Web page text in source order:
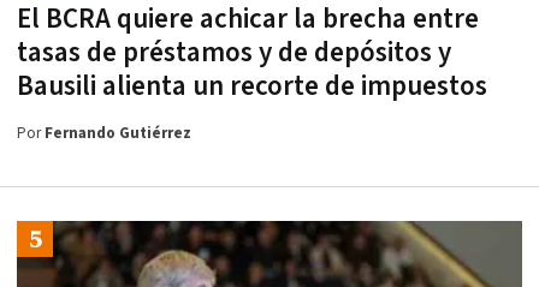
El BCRA quiere achicar la brecha entre
tasas de préstamos y de depósitos y
Bausili alienta un recorte de impuestos
PorFernando Gutiérrez